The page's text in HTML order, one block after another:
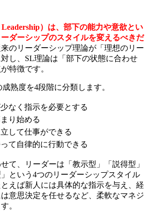
）は、部下の能力や意欲とい
ダーシップのスタイルを変えるべきだ
のリーダーシップ理論が「理想のリー
し、SL理論は「部下の状態に合わせ
特徴です。
熟度を4段階に分類します。
なく指示を必要とする
り始める
して仕事ができる
て自律的に行動できる
て、リーダーは「教示型」「説得型」
」という4つのリーダーシップスタイル
えば新人には具体的な指示を与え、経
意思決定を任せるなど、柔軟なマネジ
。